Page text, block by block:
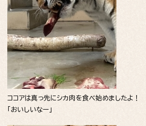
ココアは真っ先にシカ肉を食べ始めましたよ！
「おいしいなー」